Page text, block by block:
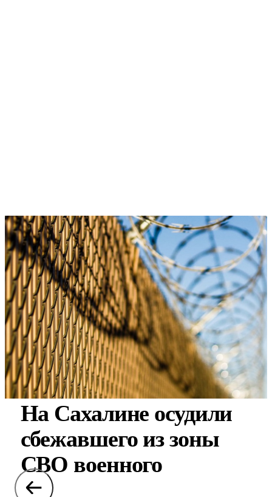
На Сахалине осудили
сбежавшего из зоны
СВО военного